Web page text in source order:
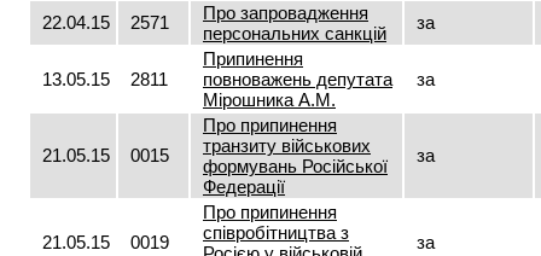
22.04.15 2571
Про запровадження
персональних санкцій
за
13.05.15 2811
Припинення
повноважень депутата
Мірошника А.М.
за
21.05.15 0015
Про припинення
транзиту військових
формувань Російської
Федерації
за
21.05.15 0019
Про припинення
співробітництва з
за